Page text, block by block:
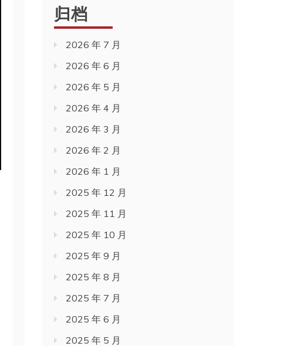
归档
2026 年 7 月
2026 年 6 月
2026 年 5 月
2026 年 4 月
2026 年 3 月
2026 年 2 月
2026 年 1 月
2025 年 12 月
2025 年 11 月
2025 年 10 月
2025 年 9 月
2025 年 8 月
2025 年 7 月
2025 年 6 月
2025 年 5 月